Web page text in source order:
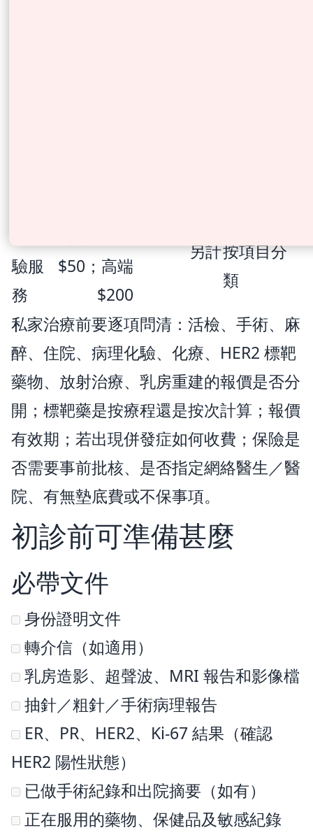
驗服
務
$50；高端
$200
另計按項目分
類
私家治療前要逐項問清：活檢、手術、麻
醉、住院、病理化驗、化療、HER2 標靶
藥物、放射治療、乳房重建的報價是否分
開；標靶藥是按療程還是按次計算；報價
有效期；若出現併發症如何收費；保險是
否需要事前批核、是否指定網絡醫生／醫
院、有無墊底費或不保事項。
初診前可準備甚麼
必帶文件
身份證明文件
轉介信（如適用）
乳房造影、超聲波、MRI 報告和影像檔
抽針／粗針／手術病理報告
ER、PR、HER2、Ki-67 結果（確認
HER2 陽性狀態）
已做手術紀錄和出院摘要（如有）
正在服用的藥物、保健品及敏感紀錄